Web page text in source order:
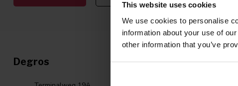
This website uses cookies
We use cookies to personalise
information about your use of
other information that you’ve
Degros Kategorien